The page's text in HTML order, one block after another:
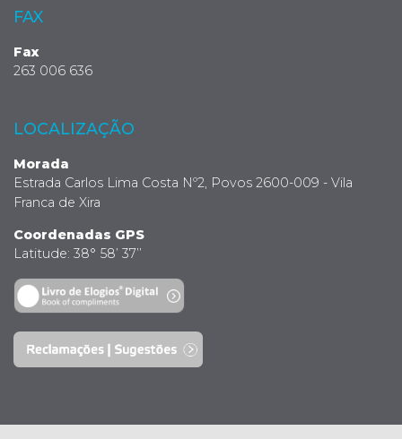
FAX
Fax
263 006 636
LOCALIZAÇÃO
Morada
Estrada Carlos Lima Costa Nº2, Povos 2600-009 - Vila
Franca de Xira
Coordenadas GPS
Latitude: 38° 58’ 37’’